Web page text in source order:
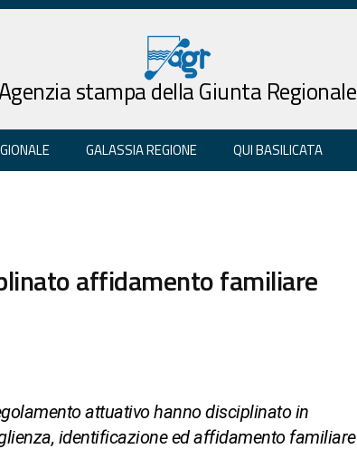
stampa della Giunta Regionale
GALASSIA REGIONE QUI BASILICATA
affidamento familiare
attuativo hanno disciplinato in
identificazione ed affidamento familiare